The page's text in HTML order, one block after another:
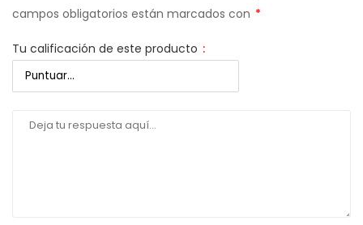
campos obligatorios están marcados con *
Tu calificación de este producto :